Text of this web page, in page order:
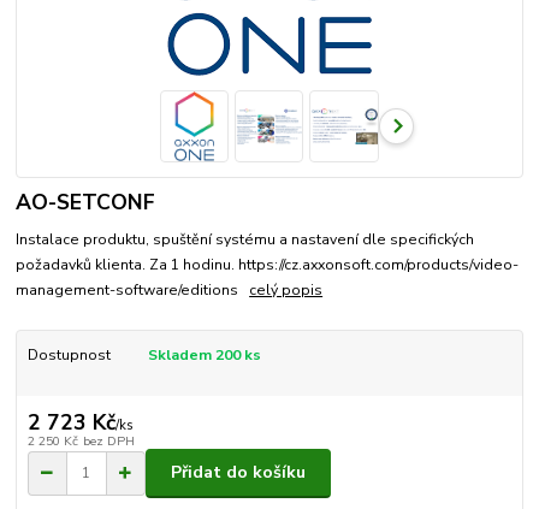
AO-SETCONF
Instalace produktu, spuštění systému a nastavení dle specifických
požadavků klienta. Za 1 hodinu. https://cz.axxonsoft.com/products/video-
management-software/editions celý popis
Dostupnost Skladem 200 ks
2 723 Kč/ks
2 250 Kč bez DPH
Přidat do košíku